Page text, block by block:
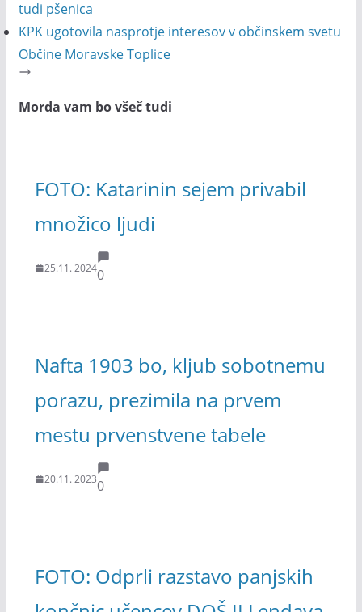
tudi pšenica
KPK ugotovila nasprotje interesov v občinskem svetu
Občine Moravske Toplice
Morda vam bo všeč tudi
FOTO: Katarinin sejem privabil
množico ljudi
25.11. 20240
Nafta 1903 bo, kljub sobotnemu
porazu, prezimila na prvem
mestu prvenstvene tabele
20.11. 20230
FOTO: Odprli razstavo panjskih